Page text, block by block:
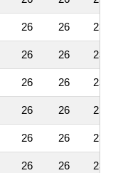
26 26 23
26 26 23
26 26 23
26 26 23
26 26 23
26 26 23